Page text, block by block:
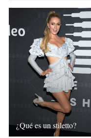
¿Qué es un stiletto?